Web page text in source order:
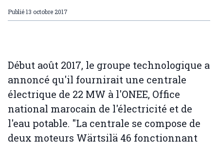
Publié13 octobre 2017
Début août 2017, le groupe technologique a
annoncé qu'il fournirait une centrale
électrique de 22 MW à l'ONEE, Office
national marocain de l'électricité et de
l'eau potable. "La centrale se compose de
deux moteurs Wärtsilä 46 fonctionnant